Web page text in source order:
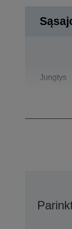
Jungtys